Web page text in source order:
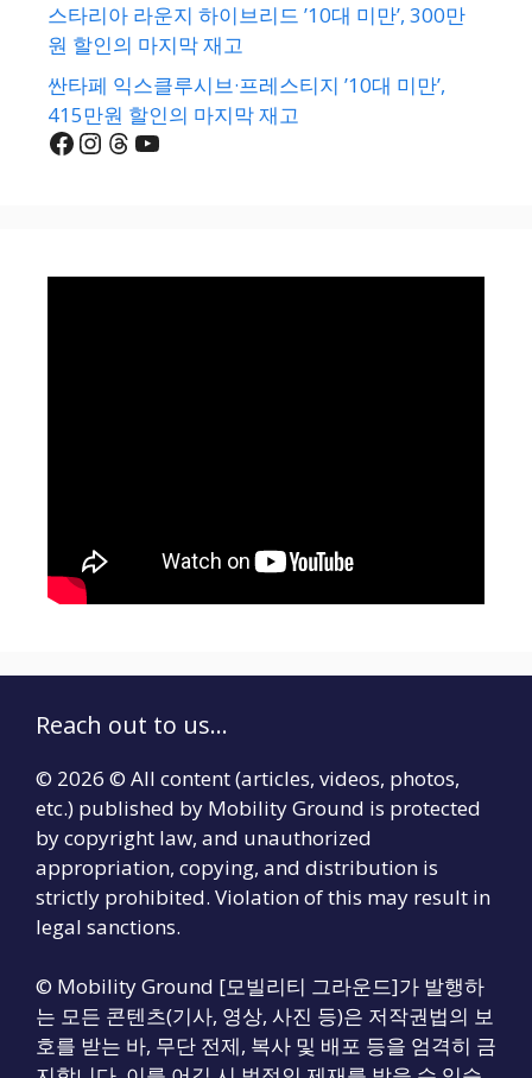
스타리아 라운지 하이브리드 ’10대 미만’, 300만
원 할인의 마지막 재고
싼타페 익스클루시브·프레스티지 ’10대 미만’,
415만원 할인의 마지막 재고
Facebook
Instagram
Threads
YouTube
Reach out to us...
© 2026 © All content (articles, videos, photos,
etc.) published by Mobility Ground is protected
by copyright law, and unauthorized
appropriation, copying, and distribution is
strictly prohibited. Violation of this may result in
legal sanctions.
© Mobility Ground [모빌리티 그라운드]가 발행하
는 모든 콘텐츠(기사, 영상, 사진 등)은 저작권법의 보
호를 받는 바, 무단 전제, 복사 및 배포 등을 엄격히 금